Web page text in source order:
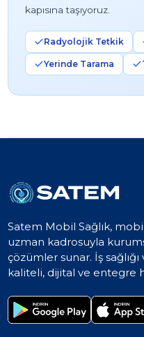
kapısına taşıyoruz.
Radyolojik Tetkik
Yerinde Tarama
Satem Mobil Sağlık,
uzman kadrosuyla
çözümler sunar. İş
kaliteli, dijital ve entegre